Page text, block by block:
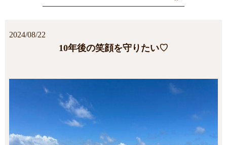
2024/08/22
10年後の笑顔を守りたい♡